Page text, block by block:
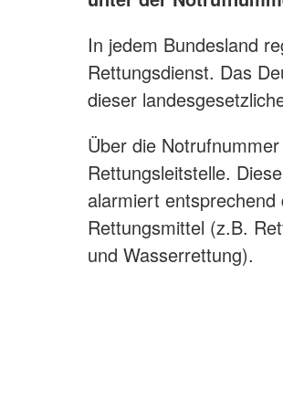
In jedem Bundesland
Rettungsdienst. Das
dieser
Über die
Rettungsleitstelle.
alarmiert
Rettungsmittel (z.B.
und Wasserrettung).